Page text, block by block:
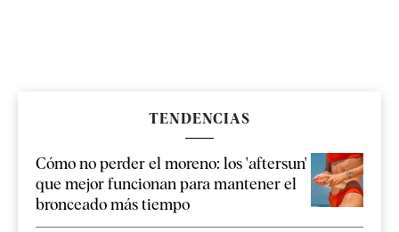
TENDENCIAS
Cómo no perder el moreno: los 'aftersun'
que mejor funcionan para mantener el
bronceado más tiempo